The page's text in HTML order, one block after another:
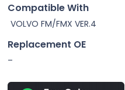
Compatible With
VOLVO FM/FMX VER.4
Replacement OE
–